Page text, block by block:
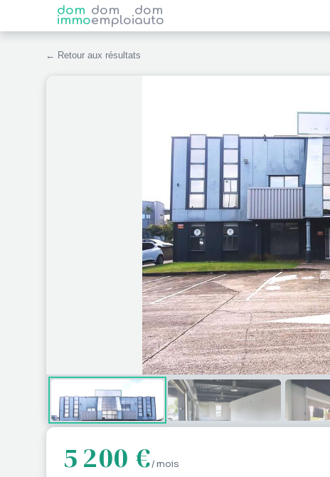
dom
immo
dom
emploi
dom
auto
← Retour aux résultats
5 200 €/ mois